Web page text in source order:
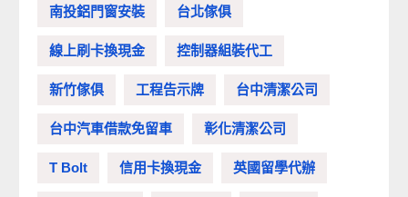
南投鋁門窗安裝 台北傢俱
線上刷卡換現金 控制器組裝代工
新竹傢俱 工程告示牌 台中清潔公司
台中汽車借款免留車 彰化清潔公司
T Bolt 信用卡換現金 英國留學代辦